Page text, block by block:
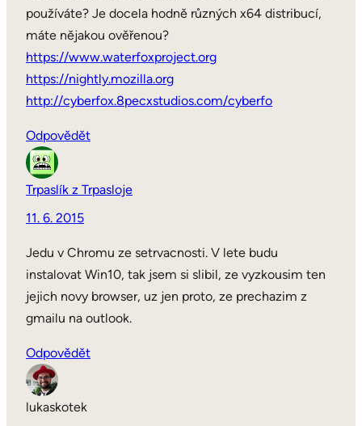
používáte? Je docela hodně různých x64 distribucí,
máte nějakou ověřenou?
https://www.waterfoxproject.org
https://nightly.mozilla.org
http://cyberfox.8pecxstudios.com/cyberfo
Odpovědět
Trpaslík z Trpasloje
11. 6. 2015
Jedu v Chromu ze setrvacnosti. V lete budu
instalovat Win10, tak jsem si slibil, ze vyzkousim ten
jejich novy browser, uz jen proto, ze prechazim z
gmailu na outlook.
Odpovědět
lukaskotek